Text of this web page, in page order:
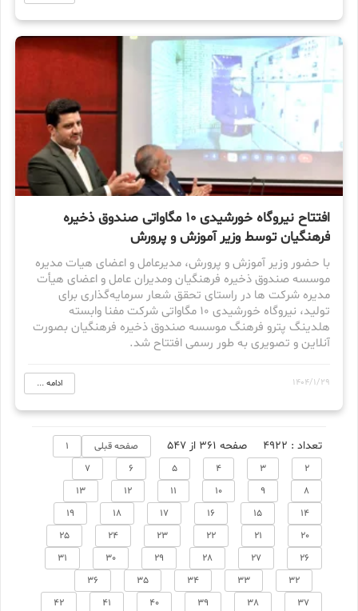
افتتاح نیروگاه خورشیدی 10 مگاواتی صندوق ذخیره
فرهنگیان توسط وزیر آموزش و پرورش
با حضور وزیر آموزش و پرورش، مدیرعامل و اعضای هیات مدیره
موسسه صندوق ذخیره فرهنگیان ومدیران عامل و اعضای هیأت
مدیره شرکت ها در راستای تحقق شعار سرمایه‌گذاری برای
تولید، نیروگاه خورشیدی 10 مگاواتی شرکت مفنا وابسته
هلدینگ پترو فرهنگ موسسه صندوق ذخیره فرهنگیان بصورت
آنلاین و تصویری به طور رسمی افتتاح شد.
1404/1/29 ادامه ...
تعداد : 4922 صفحه 361 از 547 صفحه قبلی
1
2
3
4
5
6
7
8
9
10
11
12
13
14
15
16
17
18
19
20
21
22
23
24
25
26
27
28
29
30
31
32
33
34
35
36
37
38
39
40
41
42